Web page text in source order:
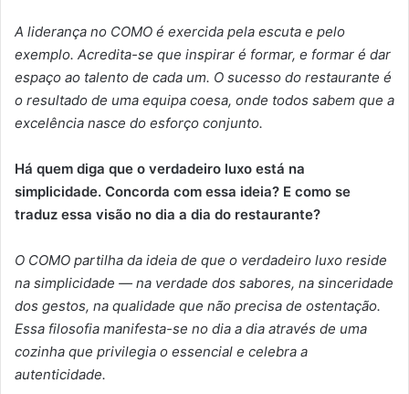
A liderança no COMO é exercida pela escuta e pelo
exemplo. Acredita-se que inspirar é formar, e formar é dar
espaço ao talento de cada um. O sucesso do restaurante é
o resultado de uma equipa coesa, onde todos sabem que a
excelência nasce do esforço conjunto.
Há quem diga que o verdadeiro luxo está na
simplicidade. Concorda com essa ideia? E como se
traduz essa visão no dia a dia do restaurante?
O COMO partilha da ideia de que o verdadeiro luxo reside
na simplicidade — na verdade dos sabores, na sinceridade
dos gestos, na qualidade que não precisa de ostentação.
Essa filosofia manifesta-se no dia a dia através de uma
cozinha que privilegia o essencial e celebra a
autenticidade.